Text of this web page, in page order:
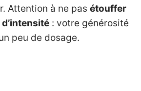
Attention à ne pas étouffer
: votre générosité
peu de dosage.